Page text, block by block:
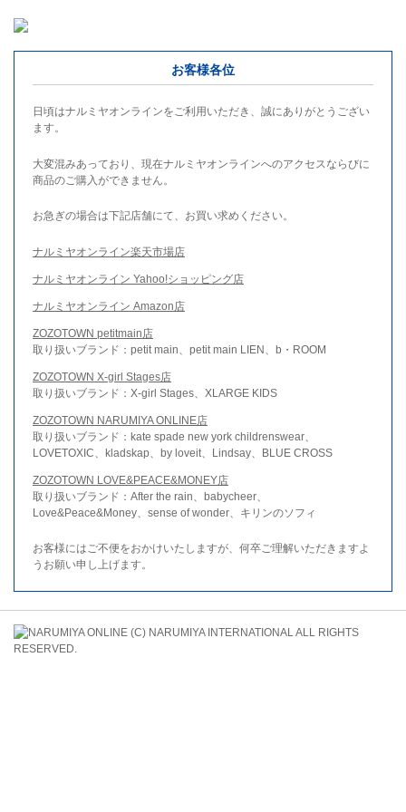
お客様各位
日頃はナルミヤオンラインをご利用いただき、誠にありがとうござい
ます。
大変混みあっており、現在ナルミヤオンラインへのアクセスならびに
商品のご購入ができません。
お急ぎの場合は下記店舗にて、お買い求めください。
ナルミヤオンライン楽天市場店
ナルミヤオンライン Yahoo!ショッピング店
ナルミヤオンライン Amazon店
ZOZOTOWN petitmain店
取り扱いブランド：petit main、petit main LIEN、b・ROOM
ZOZOTOWN X-girl Stages店
取り扱いブランド：X-girl Stages、XLARGE KIDS
ZOZOTOWN NARUMIYA ONLINE店
取り扱いブランド：kate spade new york childrenswear、
LOVETOXIC、kladskap、by loveit、Lindsay、BLUE CROSS
ZOZOTOWN LOVE&PEACE&MONEY店
取り扱いブランド：After the rain、babycheer、
Love&Peace&Money、sense of wonder、キリンのソフィ
お客様にはご不便をおかけいたしますが、何卒ご理解いただきますよ
うお願い申し上げます。